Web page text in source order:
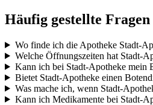
Häufig gestellte
Wo finde ich die Apotheke Stadt-
Welche Öffnungszeiten hat Stadt-
Kann ich bei Stadt-Apotheke mein
Bietet Stadt-Apotheke einen
Was mache ich, wenn Stadt-
Kann ich Medikamente bei Stadt-